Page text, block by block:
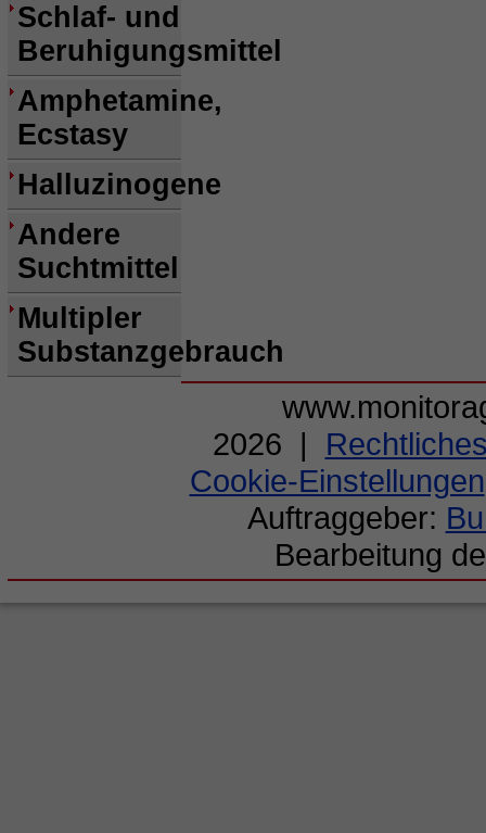
Schlaf- und
Beruhigungsmittel
Amphetamine,
Ecstasy
Halluzinogene
Andere
Suchtmittel
Multipler
Substanzgebrauch
2026 |
Cookie-Einstellungen
Auftraggeber:
Bearbeitung